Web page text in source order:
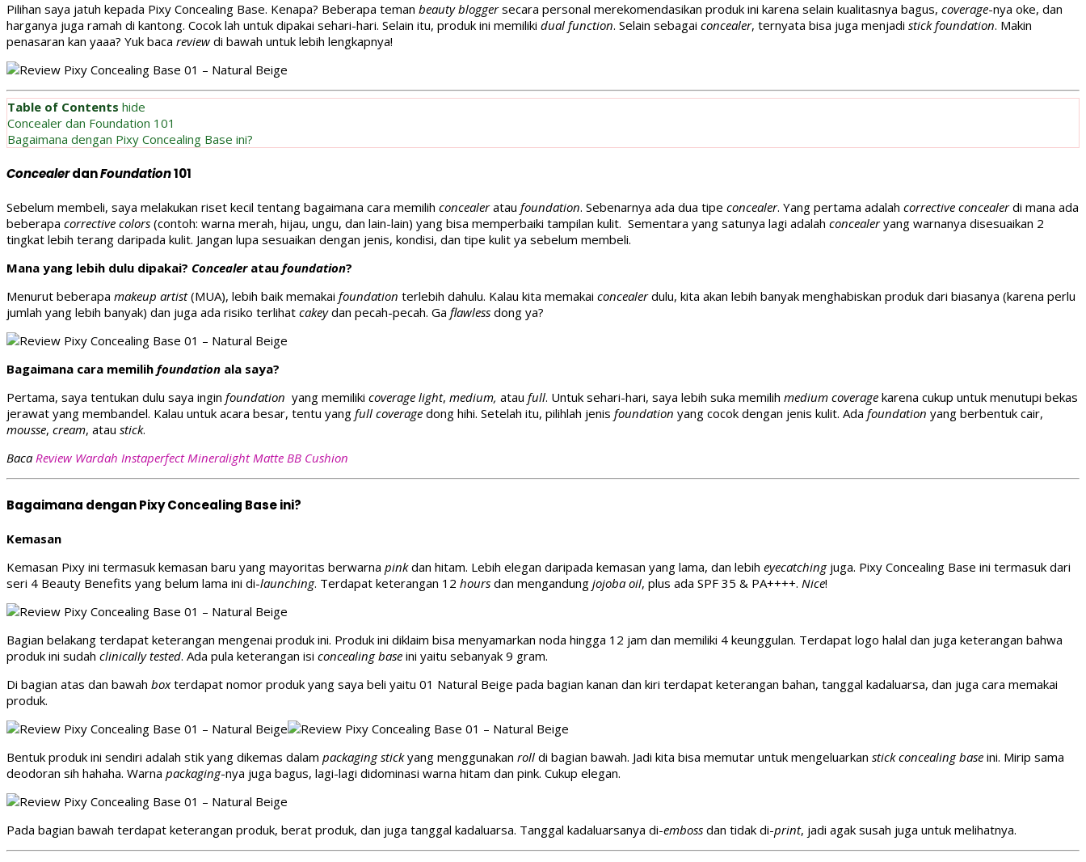
Pilihan saya jatuh kepada Pixy Concealing Base. Kenapa? Beberapa teman beauty bloggersecara personal merekomendasikan produk ini karena selain kualitasnya bagus, coverage-nya oke, dan
harganya juga ramah di kantong. Cocok lah untuk dipakai sehari-hari. Selain itu, produk ini memiliki dual function. Selain sebagai concealer, ternyata bisa juga menjadi stick foundation. Makin
penasaran kan yaaa? Yuk baca review di bawah untuk lebih lengkapnya!
Table of Contents hide
Concealer dan Foundation 101
Bagaimana dengan Pixy Concealing Base ini?
ConcealerdanFoundation101
Sebelum membeli, saya melakukan riset kecil tentang bagaimana cara memilih concealeratau foundation. Sebenarnya ada dua tipe concealer. Yang pertama adalah corrective concealerdi mana ada
beberapa corrective colors (contoh: warna merah, hijau, ungu, dan lain-lain) yang bisa memperbaiki tampilan kulit. Sementara yang satunya lagi adalah concealeryang warnanya disesuaikan 2
tingkat lebih terang daripada kulit. Jangan lupa sesuaikan dengan jenis, kondisi, dan tipe kulit ya sebelum membeli.
Mana yang lebih dulu dipakai? Concealer atau foundation?
Menurut beberapa makeup artist(MUA), lebih baik memakai foundation terlebih dahulu. Kalau kita memakai concealerdulu, kita akan lebih banyak menghabiskan produk dari biasanya (karena perlu
jumlah yang lebih banyak) dan juga ada risiko terlihat cakeydan pecah-pecah. Ga flawless dong ya?
Bagaimana cara memilih foundation ala saya?
Pertama, saya tentukan dulu saya ingin foundation yang memiliki coverage light, medium, atau full. Untuk sehari-hari, saya lebih suka memilih medium coverage karena cukup untuk menutupi bekas
jerawat yang membandel. Kalau untuk acara besar, tentu yang full coverage dong hihi. Setelah itu, pilihlah jenis foundation yang cocok dengan jenis kulit. Ada foundation yang berbentuk cair,
mousse, cream, atau stick.
Baca Review Wardah Instaperfect Mineralight Matte BB Cushion
Bagaimana dengan Pixy Concealing Base ini?
Kemasan
Kemasan Pixy ini termasuk kemasan baru yang mayoritas berwarna pinkdan hitam. Lebih elegan daripada kemasan yang lama, dan lebih eyecatching juga. Pixy Concealing Base ini termasuk dari
seri 4 Beauty Benefits yang belum lama ini di-launching. Terdapat keterangan 12 hours dan mengandung jojoba oil, plus ada SPF 35 & PA++++. Nice!
Bagian belakang terdapat keterangan mengenai produk ini. Produk ini diklaim bisa menyamarkan noda hingga 12 jam dan memiliki 4 keunggulan. Terdapat logo halal dan juga keterangan bahwa
produk ini sudah clinically tested. Ada pula keterangan isi concealing base ini yaitu sebanyak 9 gram.
Di bagian atas dan bawah boxterdapat nomor produk yang saya beli yaitu 01 Natural Beige pada bagian kanan dan kiri terdapat keterangan bahan, tanggal kadaluarsa, dan juga cara memakai
produk.
Bentuk produk ini sendiri adalah stik yang dikemas dalam packaging stickyang menggunakan roll di bagian bawah. Jadi kita bisa memutar untuk mengeluarkan stick concealing base ini. Mirip sama
deodoran sih hahaha. Warna packaging-nya juga bagus, lagi-lagi didominasi warna hitam dan pink. Cukup elegan.
Pada bagian bawah terdapat keterangan produk, berat produk, dan juga tanggal kadaluarsa. Tanggal kadaluarsanya di-emboss dan tidak di-print, jadi agak susah juga untuk melihatnya.